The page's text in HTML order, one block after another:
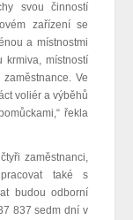
svou činností
zařízení se
a místnostmi
krmiva, místností
Ve
voliér a výběhů
řekla
zaměstnanci,
také s
budou odborní
837 sedm dní v